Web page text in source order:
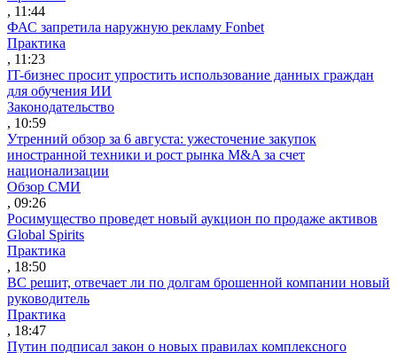
, 11:44
ФАС запретила наружную рекламу Fonbet
Практика
, 11:23
IT-бизнес просит упростить использование данных граждан
для обучения ИИ
Законодательство
, 10:59
Утренний обзор за 6 августа: ужесточение закупок
иностранной техники и рост рынка M&A за счет
национализации
Обзор СМИ
, 09:26
Росимущество проведет новый аукцион по продаже активов
Global Spirits
Практика
, 18:50
ВС решит, отвечает ли по долгам брошенной компании новый
руководитель
Практика
, 18:47
Путин подписал закон о новых правилах комплексного